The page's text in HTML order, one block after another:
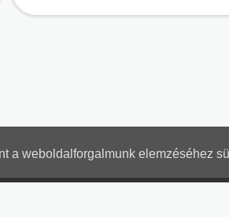
a weboldalforgalmunk elemzéséhez